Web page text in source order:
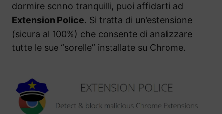
dormire sonno tranquilli, puoi affidarti ad
Extension Police. Si tratta di un’estensione
(sicura al 100%) che consente di analizzare
tutte le sue “sorelle” installate su Chrome.